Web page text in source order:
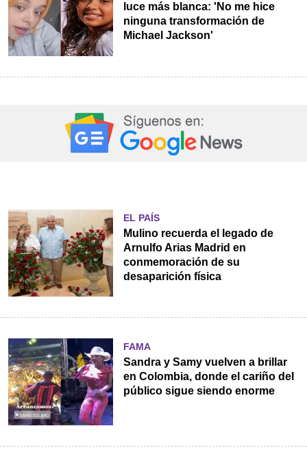
luce más blanca: 'No me hice
ninguna transformación de
Michael Jackson'
EL PAÍS
Mulino recuerda el legado de
Arnulfo Arias Madrid en
conmemoración de su
desaparición física
FAMA
Sandra y Samy vuelven a brillar
en Colombia, donde el cariño del
público sigue siendo enorme